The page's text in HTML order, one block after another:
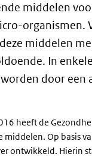
middelen
organismen.
middelen
In
door een
heeft de
middelen. Op basis
ontwikkeld. Hierin